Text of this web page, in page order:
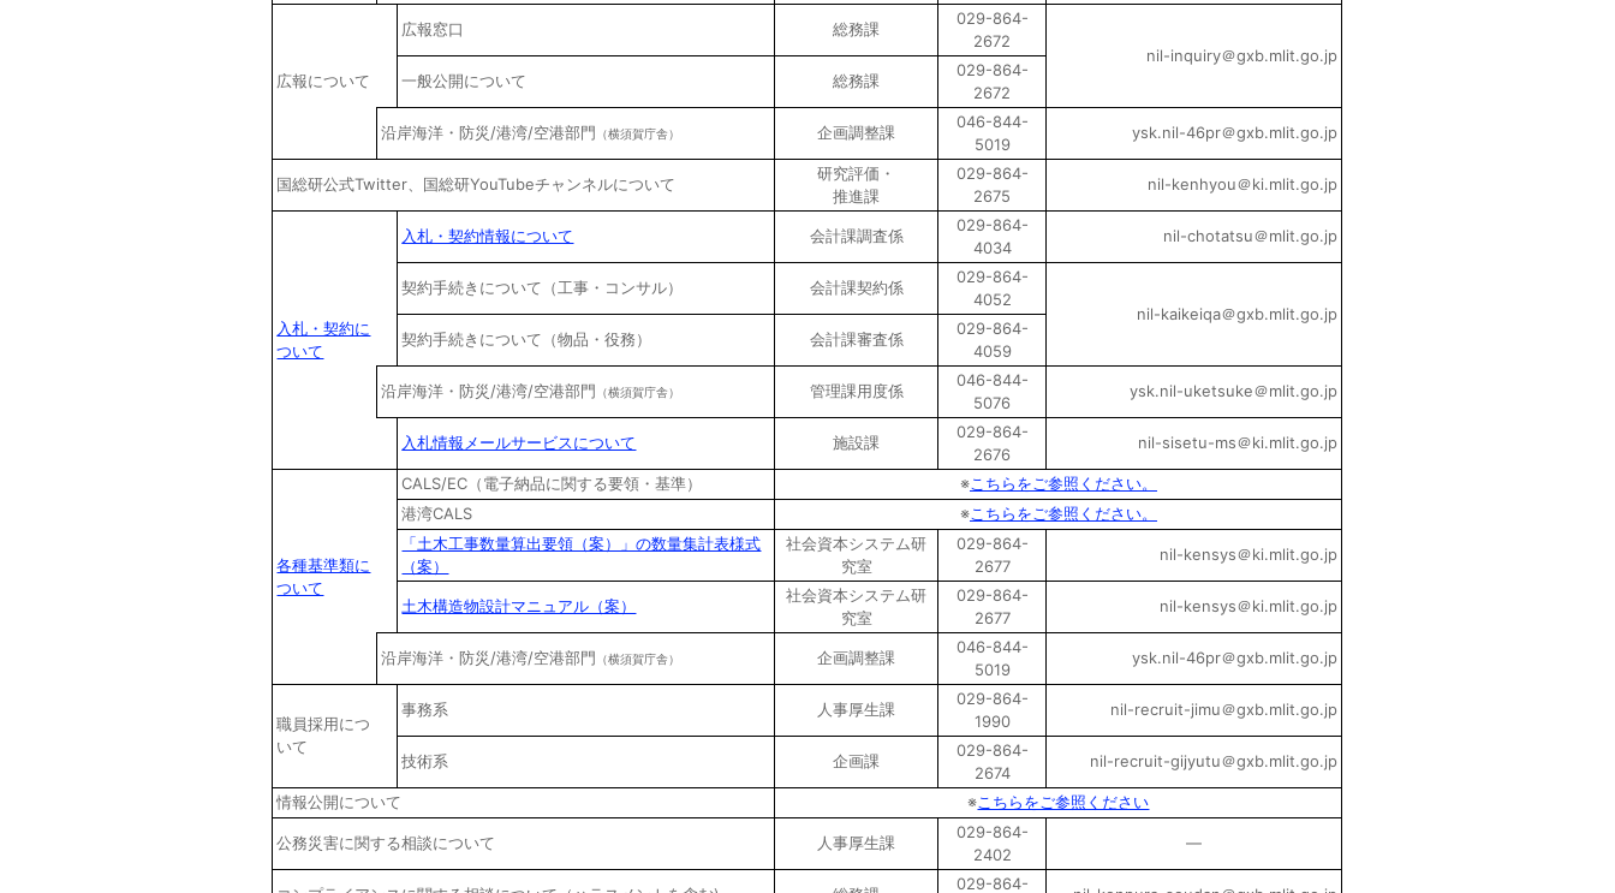
広報について
広報窓口 総務課
029-864-
2672
nil-inquiry＠gxb.mlit.go.jp
一般公開について
総務課
029-864-
2672
沿岸海洋・防災/港湾/空港部門 （横須賀庁舎） 企画調整課
046-844-
5019
ysk.nil-46pr＠gxb.mlit.go.jp
国総研公式Twitter、国総研YouTubeチャンネルについて
研究評価・
推進課
029-864-
2675
nil-kenhyou＠ki.mlit.go.jp
入札・契約に
ついて
入札・契約情報について 会計課調査係
029-864-
4034
nil-chotatsu＠mlit.go.jp
契約手続きについて（工事・コンサル） 会計課契約係
029-864-
4052
nil-kaikeiqa＠gxb.mlit.go.jp
契約手続きについて（物品・役務）
会計課審査係
029-864-
4059
沿岸海洋・防災/港湾/空港部門 （横須賀庁舎） 管理課用度係
046-844-
5076
ysk.nil-uketsuke＠mlit.go.jp
入札情報メールサービスについて 施設課
029-864-
2676
nil-sisetu-ms＠ki.mlit.go.jp
各種基準類に
ついて
CALS/EC（電子納品に関する要領・基準） ※こちらをご参照ください。
港湾CALS
※こちらをご参照ください。
「土木工事数量算出要領（案）」の数量集計表様式
（案）
社会資本システム研
究室
029-864-
2677
nil-kensys＠ki.mlit.go.jp
土木構造物設計マニュアル（案）
社会資本システム研
究室
029-864-
2677
nil-kensys＠ki.mlit.go.jp
沿岸海洋・防災/港湾/空港部門 （横須賀庁舎） 企画調整課
046-844-
5019
ysk.nil-46pr＠gxb.mlit.go.jp
職員採用につ
いて
事務系 人事厚生課
029-864-
1990
nil-recruit-jimu＠gxb.mlit.go.jp
技術系 企画課
029-864-
2674
nil-recruit-gijyutu＠gxb.mlit.go.jp
情報公開について ※こちらをご参照ください
公務災害に関する相談について 人事厚生課
029-864-
2402
―
029-864-